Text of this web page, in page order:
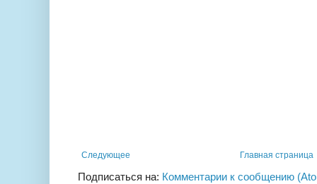
Следующее Главная страница
Подписаться на: Комментарии к сообщению